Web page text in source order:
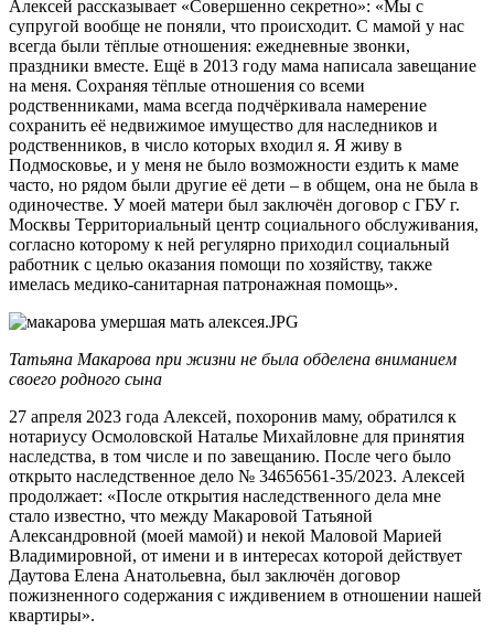
Алексей рассказывает «Совершенно секретно»: «Мы с
супругой вообще не поняли, что происходит. С мамой у нас
всегда были тёплые отношения: ежедневные звонки,
праздники вместе. Ещё в 2013 году мама написала завещание
на меня. Сохраняя тёплые отношения со всеми
родственниками, мама всегда подчёркивала намерение
сохранить её недвижимое имущество для наследников и
родственников, в число которых входил я. Я живу в
Подмосковье, и у меня не было возможности ездить к маме
часто, но рядом были другие её дети – в общем, она не была в
одиночестве. У моей матери был заключён договор с ГБУ г.
Москвы Территориальный центр социального обслуживания,
согласно которому к ней регулярно приходил социальный
работник с целью оказания помощи по хозяйству, также
имелась медико-санитарная патронажная помощь».
Татьяна Макарова при жизни не была обделена вниманием
своего родного сына
27 апреля 2023 года Алексей, похоронив маму, обратился к
нотариусу Осмоловской Наталье Михайловне для принятия
наследства, в том числе и по завещанию. После чего было
открыто наследственное дело № 34656561-35/2023. Алексей
продолжает: «После открытия наследственного дела мне
стало известно, что между Макаровой Татьяной
Александровной (моей мамой) и некой Маловой Марией
Владимировной, от имени и в интересах которой действует
Даутова Елена Анатольевна, был заключён договор
пожизненного содержания с иждивением в отношении нашей
квартиры».